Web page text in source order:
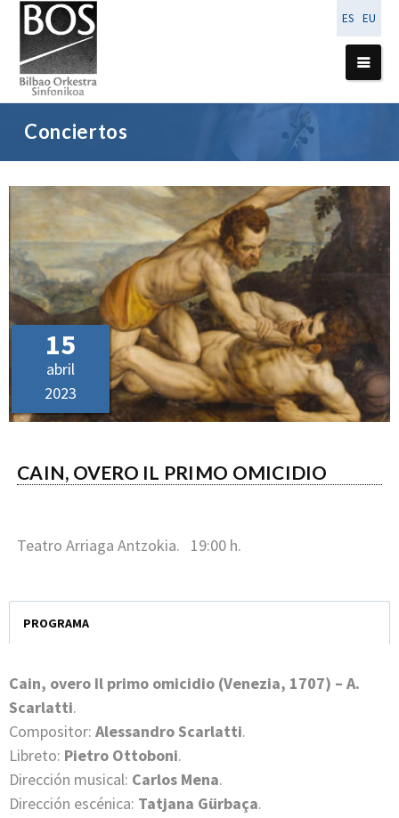
ES EU
Conciertos
CAIN, OVERO IL PRIMO OMICIDIO
15
abril
2023
Teatro Arriaga Antzokia. 19:00 h.
PROGRAMA
Cain, overo Il primo omicidio (Venezia, 1707) – A.
Scarlatti.
Compositor: Alessandro Scarlatti.
Libreto: Pietro Ottoboni.
Dirección musical: Carlos Mena.
Dirección escénica: Tatjana Gürbaça.